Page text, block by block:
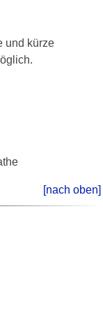
und kürze
[nach oben]